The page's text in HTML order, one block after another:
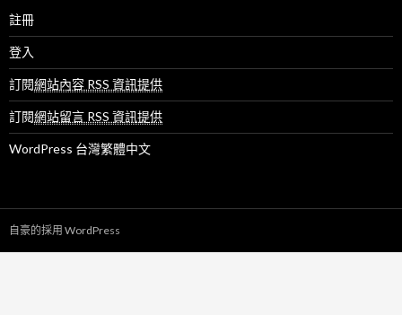
註冊
登入
訂閱網站內容 RSS 資訊提供
訂閱網站留言 RSS 資訊提供
WordPress 台灣繁體中文
自豪的採用 WordPress